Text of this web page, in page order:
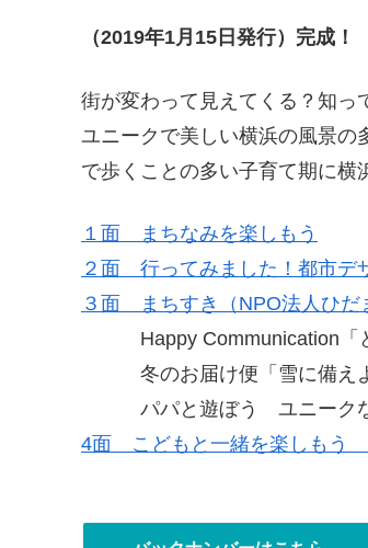
（2019年1月15日発行）完成！
街が変わって見えてくる？知っ
ユニークで美しい横浜の風景の
で歩くことの多い子育て期に横
１面 まちなみを楽しもう
２面 行ってみました！都市デ
３面 まちすき（NPO法人ひだ
Happy Communication「ど
冬のお届け便「雪に備えよ
パパと遊ぼう ユニークな風
4面 こどもと一緒を楽しもう